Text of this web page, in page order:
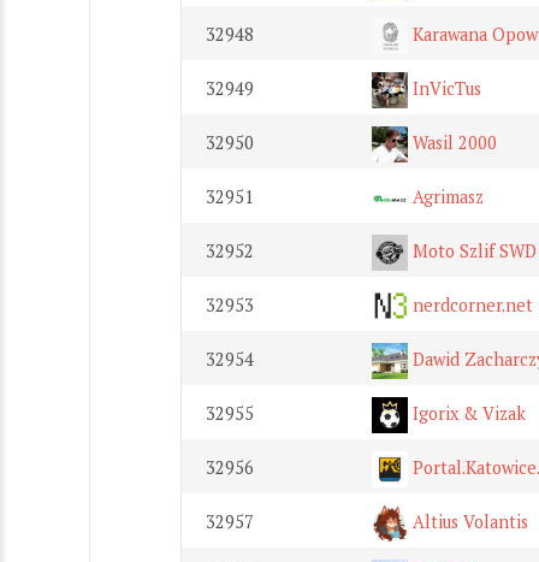
32948 Karawana
32949 InVicTus
32950 Wasil 2000
32951 Agrimasz
32952 Moto Szlif SWD
32953 nerdcorner.net
32954 Dawid
32955 Igorix & Vizak
32956
32957 Altius Volantis